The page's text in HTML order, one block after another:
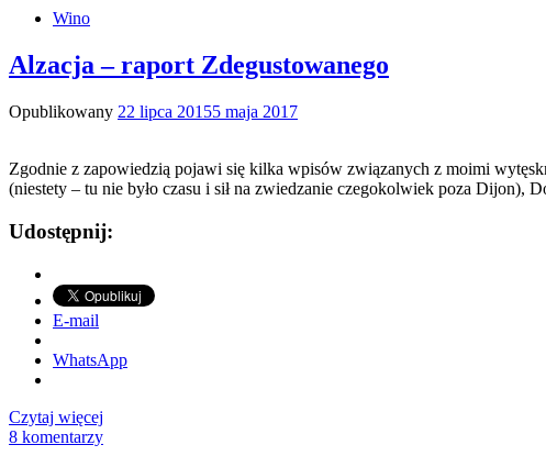
Wino
Alzacja – raport Zdegustowanego
Opublikowany 22 lipca 20155 maja 2017
Zgodnie z zapowiedzią pojawi się kilka wpisów związanych z moimi
(niestety – tu nie było czasu i sił na zwiedzanie czegokolwiek poza
Udostępnij:
E-mail
WhatsApp
Czytaj więcej
8 komentarzy